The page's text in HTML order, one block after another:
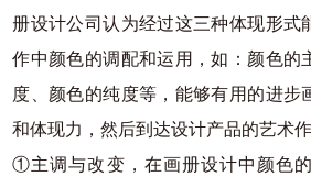
册设计公司认为经过这三种体现形式
作中颜色的调配和运用，如：颜色的
度、颜色的纯度等，能够有用的进步
和体现力，然后到达设计产品的艺术作
①主调与改变，在画册设计中颜色